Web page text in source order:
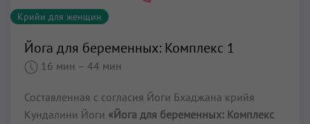
Крийи для женщин
Йога для беременных: Комплекс 1
16 мин – 44 мин
Составленная с согласия Йоги Бхаджана крийя
Кундалини Йоги «Йога для беременных: Комплекс